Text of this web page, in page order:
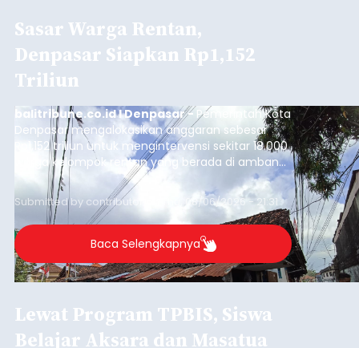
Sasar Warga Rentan,
Denpasar Siapkan Rp1,152
Triliun
balitribune.co.id I Denpasar - Pemerintah Kota
Denpasar mengalokasikan anggaran sebesar
Rp1,152 triliun untuk mengintervensi sekitar 18.000
warga kelompok rentan yang berada di ambang
garis kemiskinan. Langkah strategis ini diambil
guna menjaga masyarakat yang berada pada
kelompok desil 5 dan 6 tersebut agar tidak
merosot ke kategori miskin.
Submitted by contributor Thu, 08/06/2026 - 21:31
Baca Selengkapnya
Lewat Program TPBIS, Siswa
Belajar Aksara dan Masatua